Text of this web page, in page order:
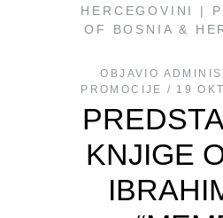
HERCEGOVINI |
OF BOSNIA &
OBJAVIO
PROMOCIJE
19
KNJIGE